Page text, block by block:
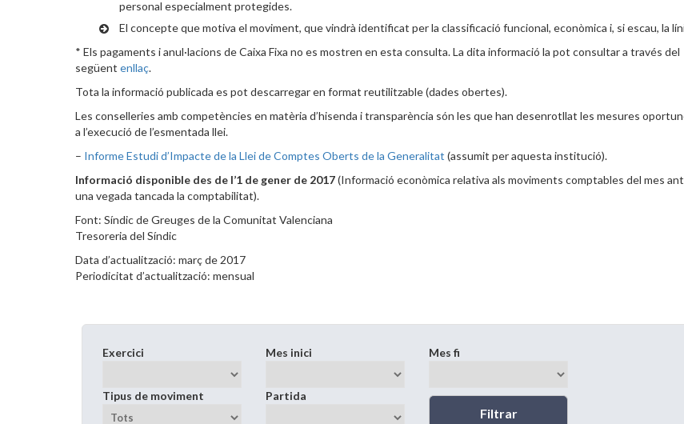
personal especialment protegides.
El concepte que motiva el moviment, que vindrà identificat per la classificació funcional, econòmica i, si escau, la
* Els pagaments i anul·lacions de Caixa Fixa no es mostren en esta consulta. La dita informació la pot consultar a través del
següent enllaç.
Tota la informació publicada es pot descarregar en format reutilitzable (dades obertes).
Les conselleries amb competències en matèria d’hisenda i transparència són les que han desenrotllat les mesures
a l’execució de l’esmentada llei.
– Informe Estudi d’Impacte de la Llei de Comptes Oberts de la Generalitat (assumit per aquesta institució).
Informació disponible des de l’1 de gener de 2017(Informació econòmica relativa als moviments comptables del mes
una vegada tancada la comptabilitat).
Font: Síndic de Greuges de la Comunitat Valenciana
Tresoreria del Síndic
Data d’actualització: març de 2017
Periodicitat d’actualització: mensual
Exercici Mes inici Mes fi
Tipus de moviment Partida